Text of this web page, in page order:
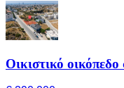
Οικιστικό